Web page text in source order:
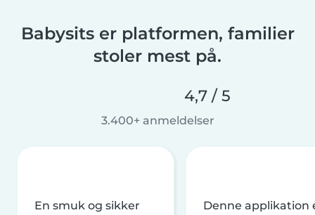
Babysits er platformen, familier
stoler mest på.
4,7 / 5
3.400+ anmeldelser
En smuk og sikker
Denne applikation